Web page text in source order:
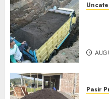
Pasir